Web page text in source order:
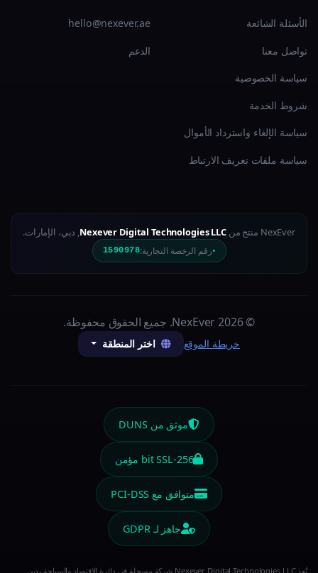
الأسئلة الشائعة
تواصل معنا
سياسة الخصوصية
شروط الخدمة
سياسة الإلغاء واسترداد الأموال
سياسة ملفات تعريف الارتباط
hello@nexever.ae
الدعم
NexEver منتج من Nexever Digital Technologies LLC , دبي، الإمارات.
رقم الرخصة التجارية:1590978
© 2026 NexEver. جميع الحقوق محفوظة.
خريطة الموقع اختر المنطقة
موثق من DUNS
256-bit SSL مؤمن
متوافق مع PCI-DSS
جاهز لـ GDPR
تُعد Nexever Digital Technologies LLC شركة مسجلة في دائرة الاقتصاد والسياحة بدبي.